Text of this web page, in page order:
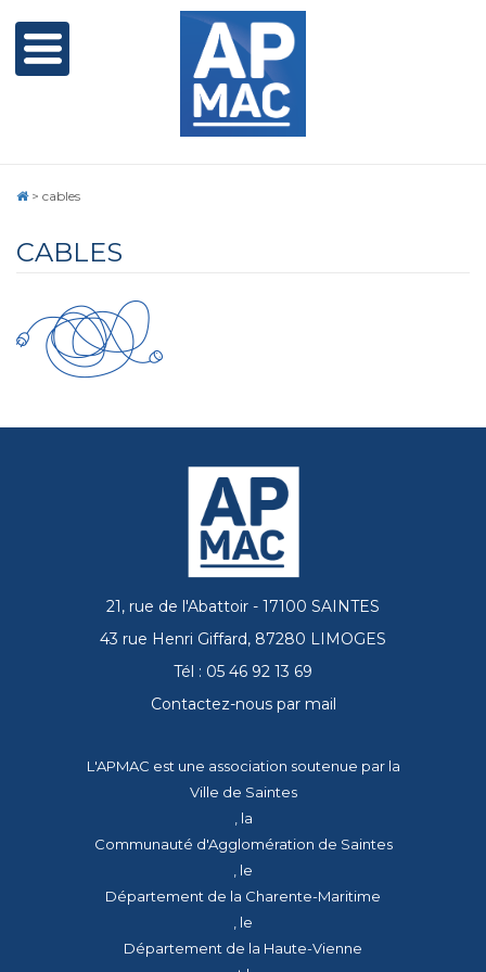
> cables
CABLES
21, rue de l'Abattoir - 17100 SAINTES
43 rue Henri Giffard, 87280 LIMOGES
Tél : 05 46 92 13 69
Contactez-nous par mail
L'APMAC est une association soutenue par la
Ville de Saintes
, la
Communauté d'Agglomération de Saintes
, le
Département de la Charente-Maritime
, le
Département de la Haute-Vienne